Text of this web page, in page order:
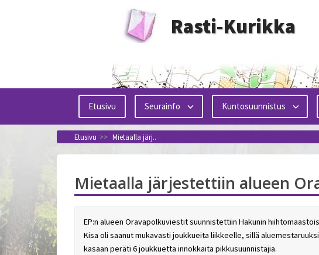
Rasti-Kurikka
Etusivu Seurainfo Kuntosuunnistus
Etusivu >> Mietaalla järj..
Mietaalla järjestettiin alueen
EP:n alueen Oravapolkuviestit suunnistettiin Hakunin
Kisa oli saanut mukavasti joukkueita liikkeelle, sillä
kasaan peräti 6 joukkuetta innokkaita pikkusuunnistajia.